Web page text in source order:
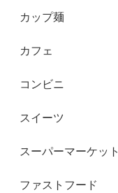
カップ麺
カフェ
コンビニ
スイーツ
スーパーマーケット
ファストフード